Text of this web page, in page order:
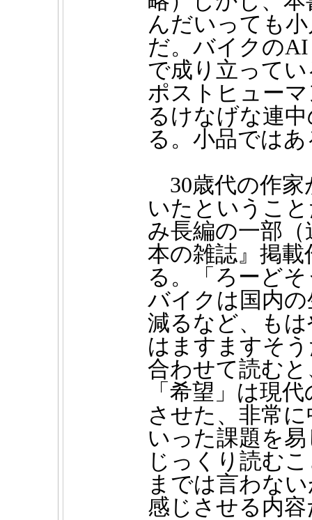
んだいっても
だ。バイクの
で成り立って
ポストヒュー
るけなげな連
る。小品では
30歳代の作
いたというこ
み長編の一部
本の雑誌』掲
る。「ろーど
バイクは国内
減るなど、も
はますますそ
合わせて読む
「希望」は現
させた、非常
いった課題を
じっくり読む
までは言わな
感じさせる内容